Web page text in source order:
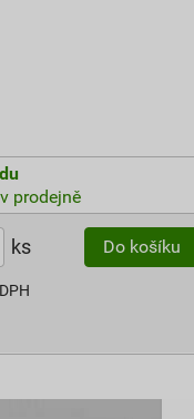
prodejně
ks Do košíku